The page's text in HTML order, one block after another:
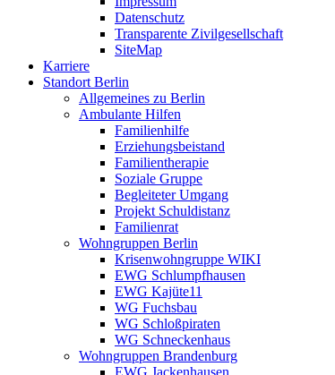
Datenschutz
Transparente Zivilgesellschaft
SiteMap
Karriere
Standort Berlin
Allgemeines zu Berlin
Ambulante Hilfen
Familienhilfe
Erziehungsbeistand
Familientherapie
Soziale Gruppe
Begleiteter Umgang
Projekt Schuldistanz
Familienrat
Wohngruppen Berlin
Krisenwohngruppe WIKI
EWG Schlumpfhausen
EWG Kajüte11
WG Fuchsbau
WG Schloßpiraten
WG Schneckenhaus
Wohngruppen Brandenburg
EWG Jackenhausen